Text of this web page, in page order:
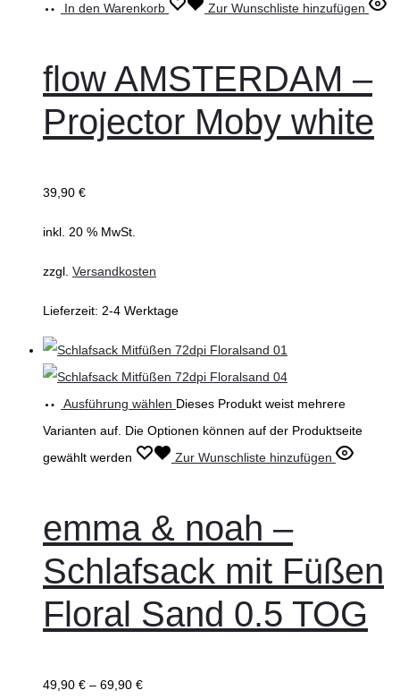
In den Warenkorb Zur Wunschliste hinzufügen
flow AMSTERDAM –
Projector Moby white
39,90 €
inkl. 20 % MwSt.
zzgl. Versandkosten
Lieferzeit: 2-4 Werktage
Ausführung wählen Dieses Produkt weist mehrere
Varianten auf. Die Optionen können auf der Produktseite
gewählt werden
Zur Wunschliste hinzufügen
emma & noah –
Schlafsack mit Füßen
Floral Sand 0.5 TOG
49,90 € – 69,90 €